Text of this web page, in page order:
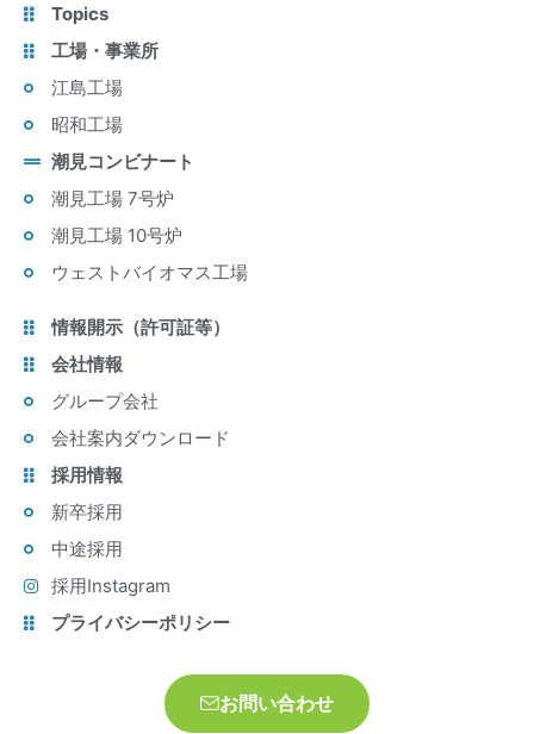
Topics
工場・事業所
江島工場
昭和工場
潮見コンビナート
潮見工場 7号炉
潮見工場 10号炉
ウェストバイオマス工場
情報開示（許可証等）
会社情報
グループ会社
会社案内ダウンロード
採用情報
新卒採用
中途採用
採用Instagram
プライバシーポリシー
お問い合わせ